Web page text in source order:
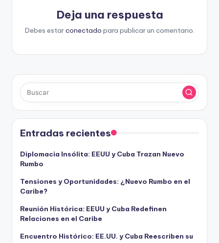
Deja una respuesta
Debes estarconectado para publicar un comentario.
Entradas recientes
Diplomacia Insólita: EEUU y Cuba Trazan Nuevo
Rumbo
Tensiones y Oportunidades: ¿Nuevo Rumbo en el
Caribe?
Reunión Histórica: EEUU y Cuba Redefinen
Relaciones en el Caribe
Encuentro Histórico: EE.UU. y Cuba Reescriben su